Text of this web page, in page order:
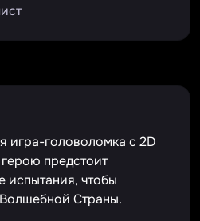
игра-головоломка с 2D
предстоит
испытания, чтобы
Страны.